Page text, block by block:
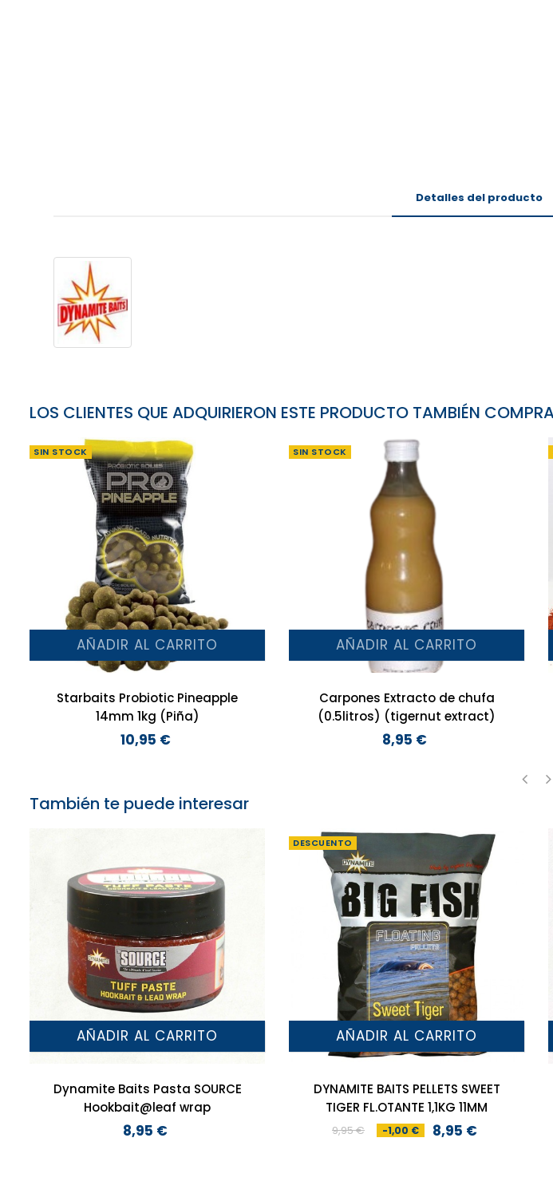
Detalles del producto
LOS CLIENTES QUE ADQUIRIERON ESTE PRODUCTO TAMBIÉN
SIN STOCK
AÑADIR AL CARRITO
Starbaits Probiotic Pineapple
14mm 1kg (Piña)
Precio
10,95 €
SIN STOCK
AÑADIR AL CARRITO
Carpones Extracto de chufa
(0.5litros) (tigernut extract)
Precio
8,95 €
También te puede interesar
AÑADIR AL CARRITO
Dynamite Baits Pasta SOURCE
Hookbait@leaf wrap
Precio
8,95 €
DESCUENTO
AÑADIR AL CARRITO
DYNAMITE BAITS PELLETS SWEET
TIGER FL.OTANTE 1,1KG 11MM
Precio
9,95 € -1,00 €
Precio8,95 €